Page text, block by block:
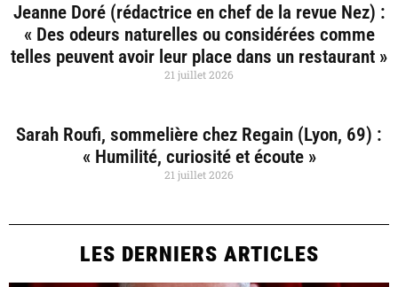
Jeanne Doré (rédactrice en chef de la revue Nez) :
« Des odeurs naturelles ou considérées comme
telles peuvent avoir leur place dans un restaurant »
21 juillet 2026
Sarah Roufi, sommelière chez Regain (Lyon, 69) :
« Humilité, curiosité et écoute »
21 juillet 2026
LES DERNIERS ARTICLES